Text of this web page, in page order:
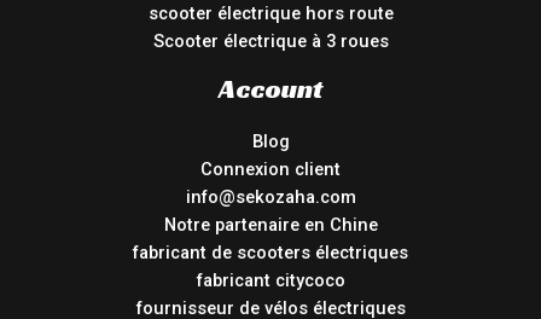
scooter électrique hors route
Scooter électrique à 3 roues
Account
Blog
Connexion client
info@sekozaha.com
Notre partenaire en Chine
fabricant de scooters électriques
fabricant citycoco
fournisseur de vélos électriques